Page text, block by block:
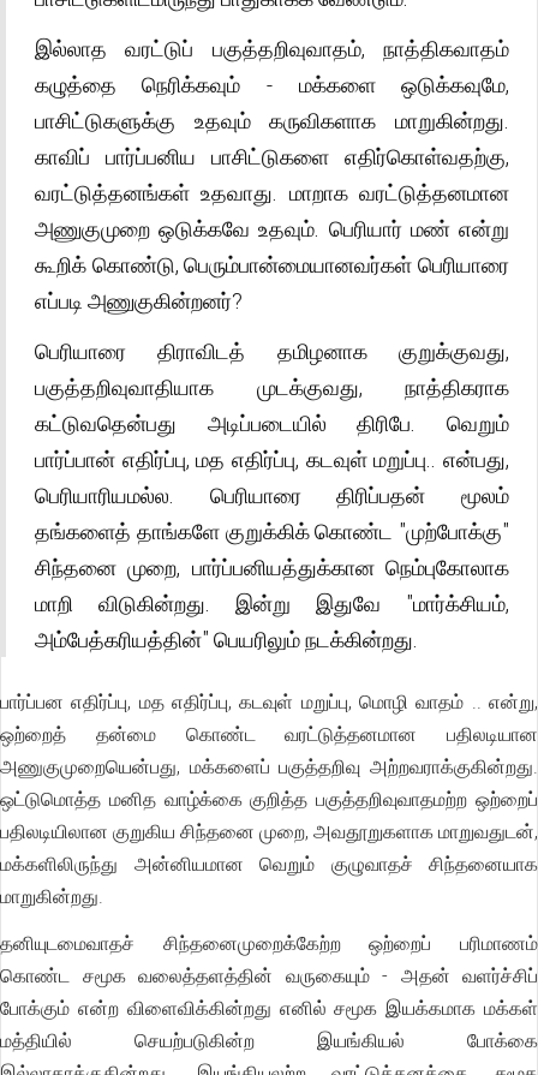
இல்லாத வரட்டுப் பகுத்தறிவுவாதம், நாத்திகவாதம்
கழுத்தை நெரிக்கவும் - மக்களை ஒடுக்கவுமே,
பாசிட்டுகளுக்கு உதவும் கருவிகளாக மாறுகின்றது.
காவிப் பார்ப்பனிய பாசிட்டுகளை எதிர்கொள்வதற்கு,
வரட்டுத்தனங்கள் உதவாது. மாறாக வரட்டுத்தனமான
அணுகுமுறை ஒடுக்கவே உதவும். பெரியார் மண் என்று
கூறிக் கொண்டு, பெரும்பான்மையானவர்கள் பெரியாரை
எப்படி அணுகுகின்றனர்?
பெரியாரை திராவிடத் தமிழனாக குறுக்குவது,
பகுத்தறிவுவாதியாக முடக்குவது, நாத்திகராக
கட்டுவதென்பது அடிப்படையில் திரிபே. வெறும்
பார்ப்பான் எதிர்ப்பு, மத எதிர்ப்பு, கடவுள் மறுப்பு.. என்பது,
பெரியாரியமல்ல. பெரியாரை திரிப்பதன் மூலம்
தங்களைத் தாங்களே குறுக்கிக் கொண்ட "முற்போக்கு"
சிந்தனை முறை, பார்ப்பனியத்துக்கான நெம்புகோலாக
மாறி விடுகின்றது. இன்று இதுவே "மார்க்சியம்,
அம்பேத்கரியத்தின்" பெயரிலும் நடக்கின்றது.
பார்ப்பன எதிர்ப்பு, மத எதிர்ப்பு, கடவுள் மறுப்பு, மொழி வாதம் .. என்று,
ஒற்றைத் தன்மை கொண்ட வரட்டுத்தனமான பதிலடியான
அணுகுமுறையென்பது, மக்களைப் பகுத்தறிவு அற்றவராக்குகின்றது.
ஒட்டுமொத்த மனித வாழ்க்கை குறித்த பகுத்தறிவுவாதமற்ற ஒற்றைப்
பதிலடியிலான குறுகிய சிந்தனை முறை, அவதூறுகளாக மாறுவதுடன்,
மக்களிலிருந்து அன்னியமான வெறும் குழுவாதச் சிந்தனையாக
மாறுகின்றது.
தனியுடமைவாதச் சிந்தனைமுறைக்கேற்ற ஒற்றைப் பரிமாணம்
கொண்ட சமூக வலைத்தளத்தின் வருகையும் - அதன் வளர்ச்சிப்
போக்கும் என்ற விளைவிக்கின்றது எனில் சமூக இயக்கமாக மக்கள்
மத்தியில் செயற்படுகின்ற இயங்கியல் போக்கை